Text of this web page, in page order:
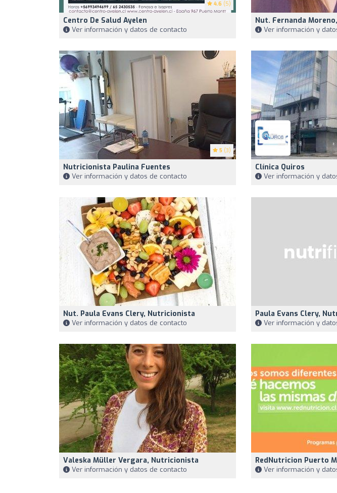
4.6 (5)
Centro De Salud Ayelen
Ver información y datos de contacto
Nut. Fernanda
Ver información y
5 (3)
Nutricionista Paulina Fuentes
Ver información y datos de contacto
Clínica Quiros
Ver información y
Nut. Paula Evans Clery, Nutricionista
Ver información y datos de contacto
Paula Evans Clery,
Ver información y
Valeska Müller Vergara, Nutricionista
Ver información y datos de contacto
RedNutricion Puerto
Ver información y